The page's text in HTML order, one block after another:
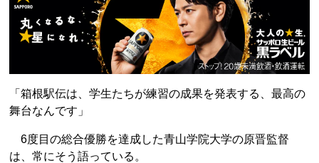
「箱根駅伝は、学生たちが練習の成果を発表する、最高の
舞台なんです」
6度目の総合優勝を達成した青山学院大学の原晋監督
は、常にそう語っている。